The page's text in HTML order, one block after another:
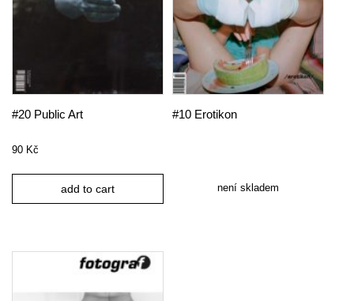
#20 Public Art
90 Kč
add to cart
#10 Erotikon
není skladem